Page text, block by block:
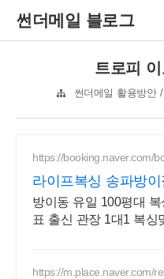
썬더메일 블로그
트로피
썬더메일 활용방안
https://booking.naver.com/
라이프복싱 송파방
싱 키즈복싱 취미반
방이동 유일 100평대 복
표 출신 관장 1대1 복싱
https://m.place.naver.com/